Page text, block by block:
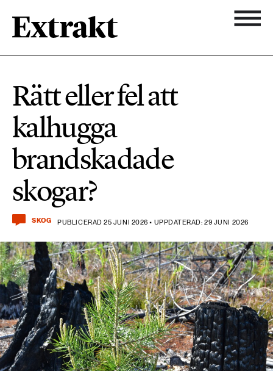
Biologisk mångfald
Hållbara städer
Industri & Energi
Kemikalier
Klimat
Landsbygd
Livsstil & konsumtion
Mat & jordbruk
Skog
Social hållbarhet
Nyhetsbrev
Om Extrakt
900 ARTIKLAR
584 ARTIKLAR
Hållbara städer
473 ARTIKLAR
Industri & Energi
471 ARTIKLAR
Kemikalier
1492 ARTIKLAR
Klimat
252 ARTIKLAR
Landsbygd
939 ARTIKLAR
Livsstil & konsumtion
Rätt eller fel att
kalhugga
brandskadade
skogar?
SKOG PUBLICERAD 25 JUNI 2026 • UPPDATERAD: 29 JUNI 2026